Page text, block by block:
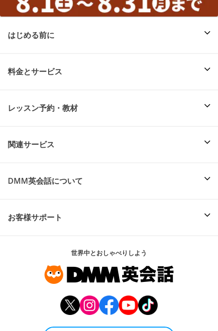
はじめる前に
料金とサービス
レッスン予約・教材
関連サービス
DMM英会話について
お客様サポート
世界中とおしゃべりしよう